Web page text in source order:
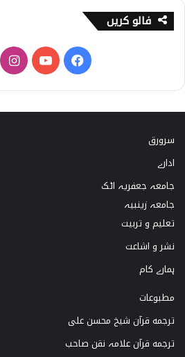
فالو کریں
F
a
c
Y
o
u
n
s
سرورق
ادارے
جامعہ جعفریہ اٹک
جامعہ زینبیہ
تعلیم و تربیت
نشر و اشاعت
ہمارے کام
مطبوعات
ترجمه قرآن شیخ محسن علی
ترجمه قرآن علامہ نقن صاحب